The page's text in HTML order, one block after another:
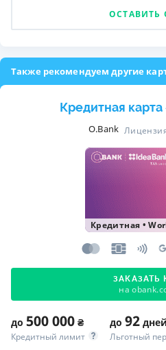
ОСТАВИТЬ
Также рекомендуем другие
Кредитная
O.Bank
Кредитная •
ЗАКАЗАТЬ
на
до 500 000 ₴
Кредитный лимит
до 92 дней
Льготный